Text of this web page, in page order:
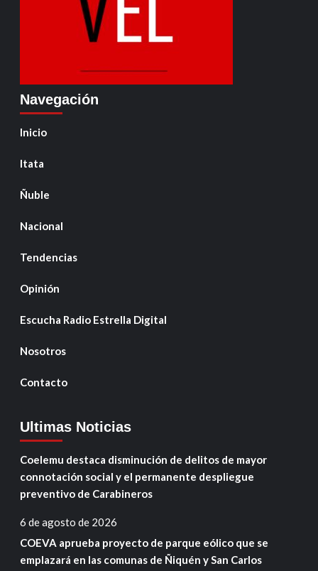
Navegación
Inicio
Itata
Ñuble
Nacional
Tendencias
Opinión
Escucha Radio Estrella Digital
Nosotros
Contacto
Ultimas Noticias
Coelemu destaca disminución de delitos de mayor
connotación social y el permanente despliegue
preventivo de Carabineros
6 de agosto de 2026
COEVA aprueba proyecto de parque eólico que se
emplazará en las comunas de Ñiquén y San Carlos